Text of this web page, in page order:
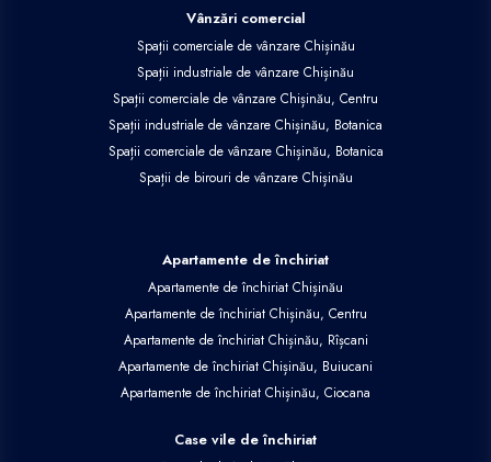
Vânzări comercial
Spații comerciale de vânzare Chișinău
Spații industriale de vânzare Chișinău
Spații comerciale de vânzare Chișinău, Centru
Spații industriale de vânzare Chișinău, Botanica
Spații comerciale de vânzare Chișinău, Botanica
Spații de birouri de vânzare Chișinău
Apartamente de închiriat
Apartamente de închiriat Chișinău
Apartamente de închiriat Chișinău, Centru
Apartamente de închiriat Chișinău, Rîșcani
Apartamente de închiriat Chișinău, Buiucani
Apartamente de închiriat Chișinău, Ciocana
Case vile de închiriat